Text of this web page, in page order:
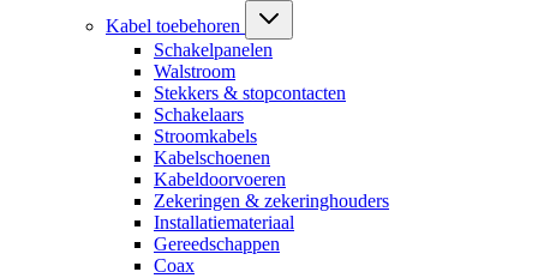
Kabel toebehoren
Schakelpanelen
Walstroom
Stekkers & stopcontacten
Schakelaars
Stroomkabels
Kabelschoenen
Kabeldoorvoeren
Zekeringen & zekeringhouders
Installatiemateriaal
Gereedschappen
Coax